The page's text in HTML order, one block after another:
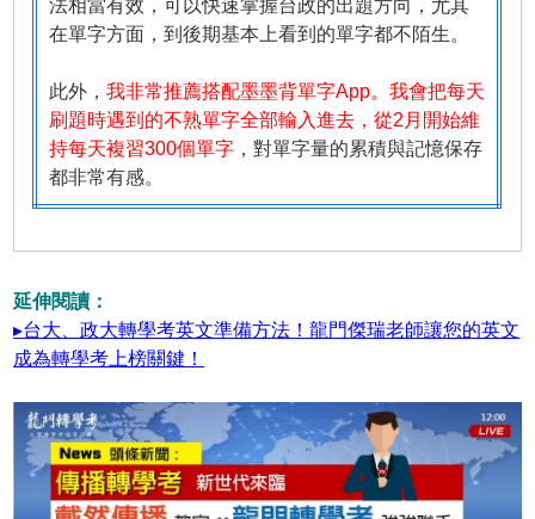
法相當有效，可以快速掌握台政的出題方向，尤其
在單字方面，到後期基本上看到的單字都不陌生。
此外，我非常推薦搭配墨墨背單字App。我會把每天
刷題時遇到的不熟單字全部輸入進去，從2月開始維
持每天複習300個單字 ，對單字量的累積與記憶保存
都非常有感。
延伸閱讀：
▸台大、政大轉學考英文準備方法！龍門傑瑞老師讓您的英文
成為轉學考上榜關鍵！